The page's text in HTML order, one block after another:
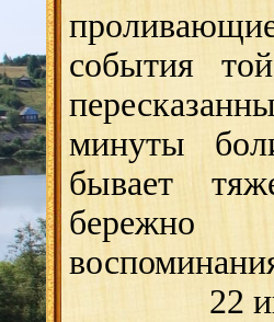
события
минуты
бывает
22 июня